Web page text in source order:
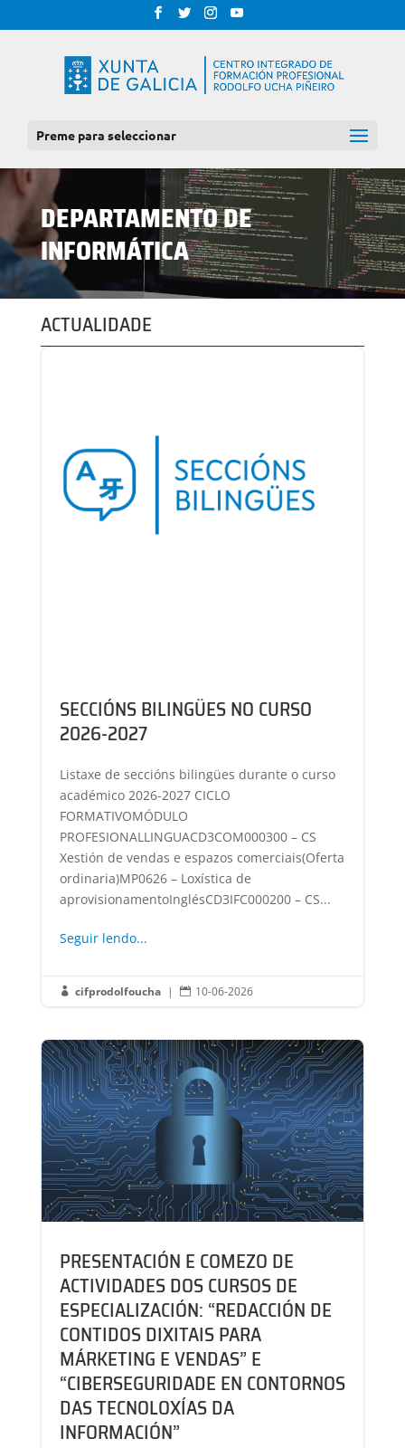
Preme para seleccionar
DEPARTAMENTO DE
INFORMÁTICA
ACTUALIDADE
SECCIÓNS BILINGÜES NO CURSO
2026-2027
Listaxe de seccións bilingües durante o curso
académico 2026-2027 CICLO
FORMATIVOMÓDULO
PROFESIONALLINGUACD3COM000300 – CS
Xestión de vendas e espazos comerciais(Oferta
ordinaria)MP0626 – Loxística de
aprovisionamentoInglésCD3IFC000200 – CS...
Seguir lendo...
 cifprodolfoucha |  10-06-2026
PRESENTACIÓN E COMEZO DE
ACTIVIDADES DOS CURSOS DE
ESPECIALIZACIÓN: “REDACCIÓN DE
CONTIDOS DIXITAIS PARA
MÁRKETING E VENDAS” E
“CIBERSEGURIDADE EN CONTORNOS
DAS TECNOLOXÍAS DA
INFORMACIÓN”